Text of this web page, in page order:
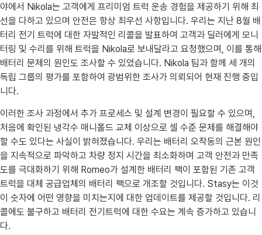
야에서 Nikola는 고객에게 프리미엄 트럭 운송 경험을 제공하기 위해 최
선을 다하고 있으며 안전은 항상 최우선 사항입니다. 우리는 지난 8월 배
터리 전기 트럭에 대한 자발적인 리콜을 발표하여 고객과 딜러에게 모니
터링 및 수리를 위해 트럭을 Nikola로 보내달라고 요청했으며, 이를 통해
배터리 문제의 원인도 조사할 수 있었습니다. Nikola 팀과 함께 세 개의
독립 그룹의 평가를 포함하여 광범위한 조사가 의뢰되어 현재 진행 중입
니다.
이러한 조사 과정에서 추가 프로세스 및 설계 변경이 필요할 수 있으며,
처음에 확인된 냉각수 매니폴드 교체 이상으로 셀 수준 문제를 해결해야
할 수도 있다는 사실이 밝혀졌습니다. 우리는 배터리 오작동의 근본 원인
을 지속적으로 파악하고 차량 정지 시간을 최소화하며 고객 안전과 만족
도를 극대화하기 위해 Romeo가 설계한 배터리 팩이 포함된 기존 고객
트럭을 대체 공급업체의 배터리 팩으로 개조할 것입니다. Stasy는 이것
이 숫자에 어떤 영향을 미치는지에 대한 업데이트를 제공할 것입니다. 리
콜에도 불구하고 배터리 전기트럭에 대한 수요는 계속 증가하고 있습니
다.